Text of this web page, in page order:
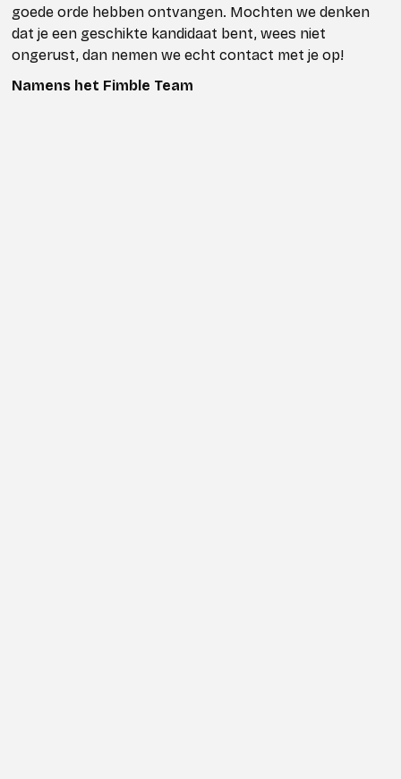
goede orde hebben ontvangen. Mochten we denken
dat je een geschikte kandidaat bent, wees niet
ongerust, dan nemen we echt contact met je op!
Namens het Fimble Team